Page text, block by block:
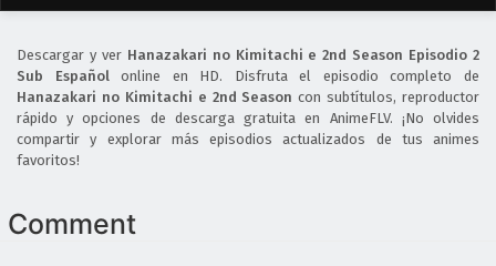
Descargar y ver Hanazakari no Kimitachi e 2nd Season Episodio 2
Sub Españolonline en HD. Disfruta el episodio completo de
Hanazakari no Kimitachi e 2nd Season con subtítulos, reproductor
rápido y opciones de descarga gratuita en AnimeFLV. ¡No olvides
compartir y explorar más episodios actualizados de tus animes
favoritos!
Comment